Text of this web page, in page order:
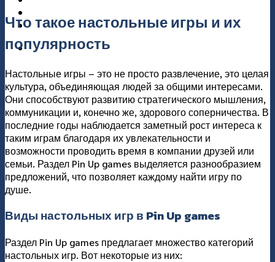
Что такое настольные игры и их
популярность
Настольные игры – это не просто развлечение, это целая
культура, объединяющая людей за общими интересами.
Они способствуют развитию стратегического мышления,
коммуникации и, конечно же, здорового соперничества. В
последние годы наблюдается заметный рост интереса к
таким играм благодаря их увлекательности и
возможности проводить время в компании друзей или
семьи. Раздел Pin Up games выделяется разнообразием
предложений, что позволяет каждому найти игру по
душе.
Виды настольных игр в Pin Up games
Раздел Pin Up games предлагает множество категорий
настольных игр. Вот некоторые из них: